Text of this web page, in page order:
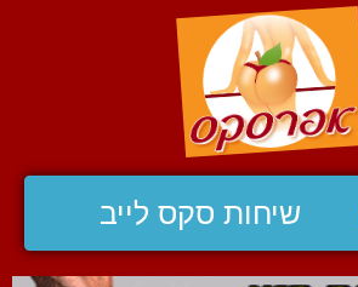
שיחות סקס לייב